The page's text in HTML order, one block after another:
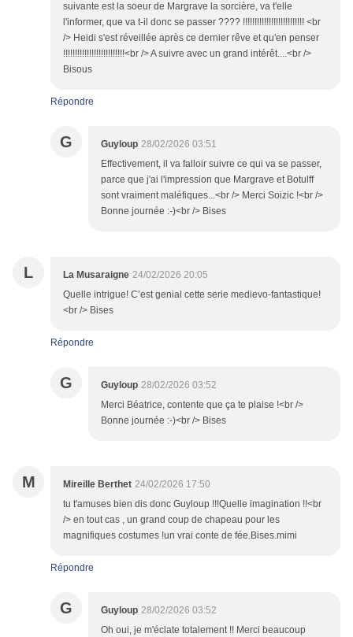
suivante est la soeur de Margrave la sorcière, va t'elle
l'informer, que va t-il donc se passer ???? !!!!!!!!!!!!!!!!!!!!!!!!!! <br
/> Heidi s'est réveillée après ce dernier rêve et qu'en penser
!!!!!!!!!!!!!!!!!!!!!!!!!!<br /> A suivre avec un grand intérêt....<br />
Bisous
Répondre
G Guyloup 28/02/2026 03:51
Effectivement, il va falloir suivre ce qui va se passer,
parce que j'ai l'impression que Margrave et Botulff
sont vraiment maléfiques...<br /> Merci Soizic !<br />
Bonne journée :-)<br /> Bises
L La Musaraigne 24/02/2026 20:05
Quelle intrigue! C’est genial cette serie medievo-fantastique!
<br /> Bises
Répondre
G Guyloup 28/02/2026 03:52
Merci Béatrice, contente que ça te plaise !<br />
Bonne journée :-)<br /> Bises
M Mireille Berthet 24/02/2026 17:50
tu t'amuses bien dis donc Guyloup !!!Quelle imagination !!<br
/> en tout cas , un grand coup de chapeau pour les
magnifiques costumes !un vrai conte de fée.Bises.mimi
Répondre
G Guyloup 28/02/2026 03:52
Oh oui, je m'éclate totalement !! Merci beaucoup